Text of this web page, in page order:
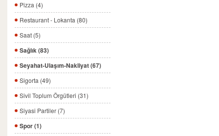
Pizza (4)
Restaurant - Lokanta (80)
Saat (5)
Sağlık (83)
Seyahat-Ulaşım-Nakliyat (67)
Sigorta (49)
Sivil Toplum Örgütleri (31)
Siyasi Partiler (7)
Spor (1)